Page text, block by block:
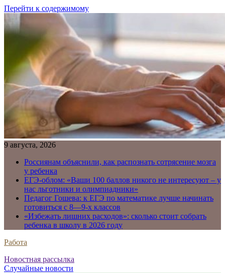
Перейти к содержимому
9 августа, 2026
Россиянам объяснили, как распознать сотрясение мозга
у ребенка
ЕГЭ-облом: «Ваши 100 баллов никого не интересуют – у
нас льготники и олимпиадники»
Педагог Гошева: к ЕГЭ по математике лучше начинать
готовиться с 8—9-х классов
«Избежать лишних расходов»: сколько стоит собрать
ребенка в школу в 2026 году
Работа
Новостная рассылка
Случайные новости